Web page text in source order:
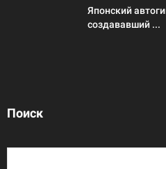
Японский
создававший ...
Поиск